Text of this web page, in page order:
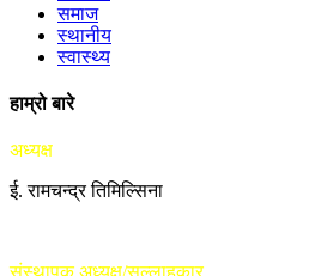
समाज
स्थानीय
स्वास्थ्य
हाम्रो बारे
अध्यक्ष
ई. रामचन्द्र तिमिल्सिना